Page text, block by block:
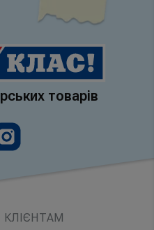
товарів
КЛІЄНТАМ